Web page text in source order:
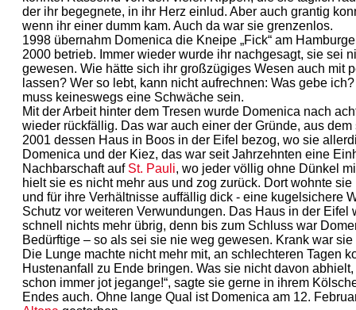
der ihr begegnete, in ihr Herz einlud. Aber auch grantig
wenn ihr einer dumm kam. Auch da war sie grenzenlos.
1998 übernahm Domenica die Kneipe „Fick“ am
2000 betrieb. Immer wieder wurde ihr nachgesagt, sie sei
gewesen. Wie hätte sich ihr großzügiges Wesen auch mit
lassen? Wer so lebt, kann nicht aufrechnen: Was gebe
muss keineswegs eine Schwäche sein.
Mit der Arbeit hinter dem Tresen wurde Domenica nach
wieder rückfällig. Das war auch einer der Gründe, aus
2001 dessen Haus in Boos in der Eifel bezog, wo sie
Domenica und der Kiez, das war seit Jahrzehnten eine
Nachbarschaft auf St. Pauli, wo jeder völlig ohne Dünkel
hielt sie es nicht mehr aus und zog zurück. Dort wohnte
und für ihre Verhältnisse auffällig dick - eine kugelsichere
Schutz vor weiteren Verwundungen. Das Haus in der Eifel
schnell nichts mehr übrig, denn bis zum Schluss war
Bedürftige – so als sei sie nie weg gewesen. Krank war
Die Lunge machte nicht mehr mit, an schlechteren Tagen
Hustenanfall zu Ende bringen. Was sie nicht davon
schon immer jot jegange!“, sagte sie gerne in ihrem
Endes auch. Ohne lange Qual ist Domenica am 12.